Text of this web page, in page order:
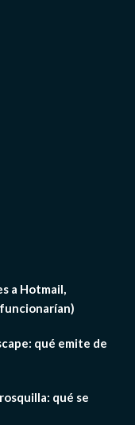
a Hotmail,
qué emite de
qué se